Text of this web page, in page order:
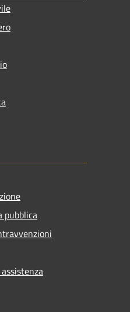
pubblica